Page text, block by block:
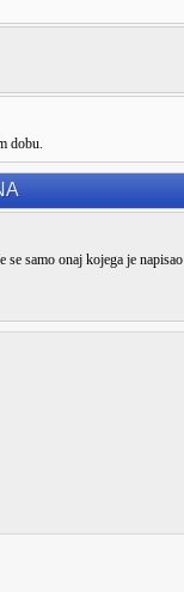
dobu.
samo onaj kojega je napisao